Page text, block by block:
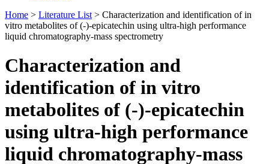
Home > Literature List > Characterization and identification of in
vitro metabolites of (-)-epicatechin using ultra-high performance
liquid chromatography-mass spectrometry
Characterization and
identification of in vitro
metabolites of (-)-epicatechin
using ultra-high performance
liquid chromatography-mass